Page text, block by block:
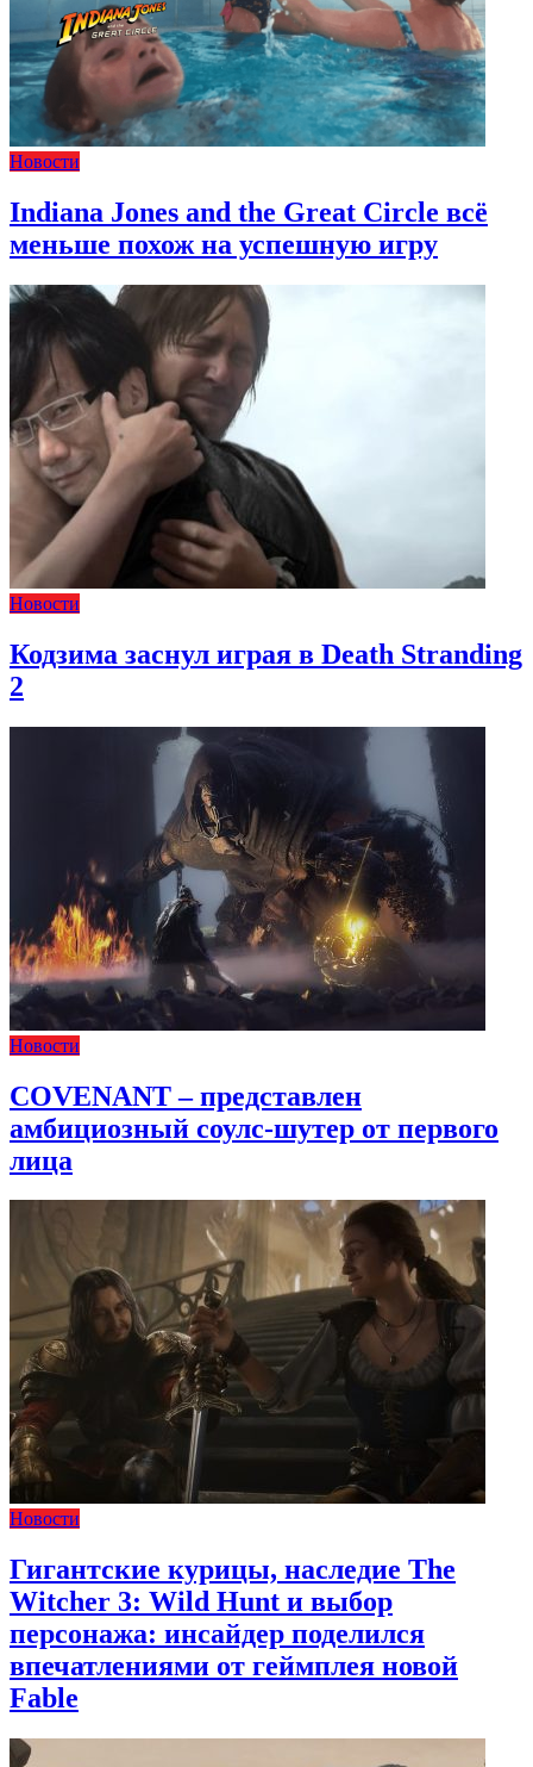
Новости
Indiana Jones and the Great Circle всё
меньше похож на успешную игру
Новости
Кодзима заснул играя в Death Stranding
2
Новости
COVENANT – представлен
амбициозный соулс-шутер от первого
лица
Новости
Гигантские курицы, наследие The
Witcher 3: Wild Hunt и выбор
персонажа: инсайдер поделился
впечатлениями от геймплея новой
Fable